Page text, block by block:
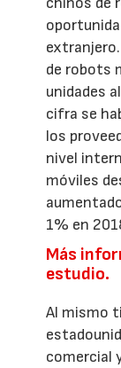
de robots
unidades
cifra se
los
nivel
móviles
1% en
Más
estudio.
Al mismo
comercial